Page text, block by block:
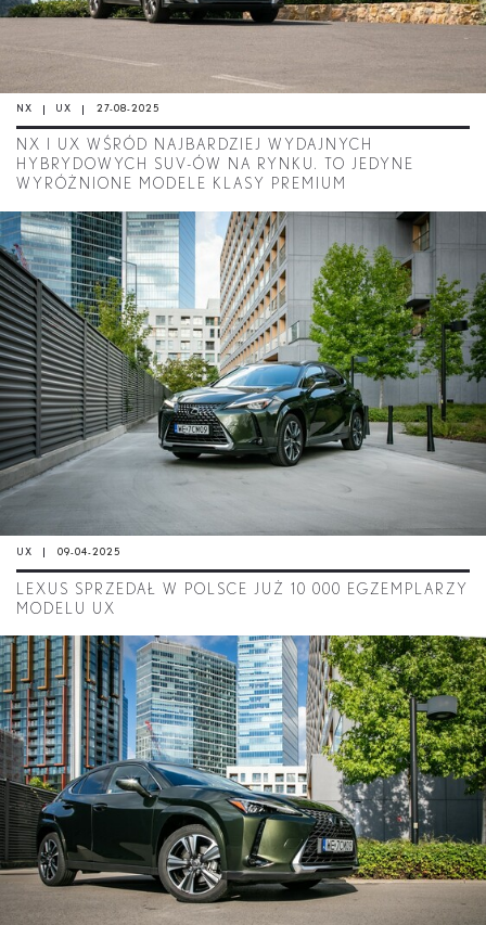
NX UX 27-08-2025
NX I UX WŚRÓD NAJBARDZIEJ WYDAJNYCH
HYBRYDOWYCH SUV-ÓW NA RYNKU. TO JEDYNE
WYRÓŻNIONE MODELE KLASY PREMIUM
UX 09-04-2025
LEXUS SPRZEDAŁ W POLSCE JUŻ 10 000 EGZEMPLARZY
MODELU UX